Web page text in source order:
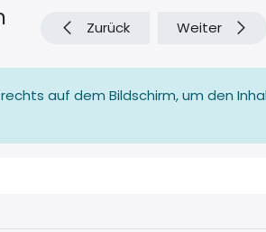
Zurück Weiter
auf dem Bildschirm, um den